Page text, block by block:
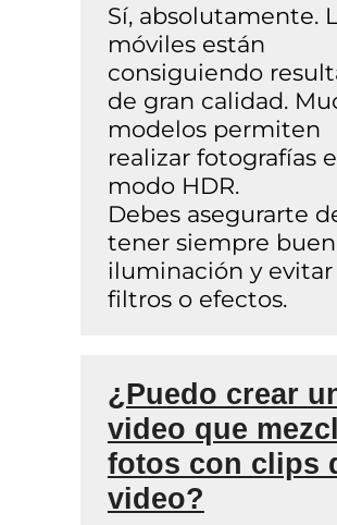
Sí, absolutamente.
móviles están
consiguiendo
de gran calidad.
modelos permiten
realizar fotografías
modo HDR.
Debes asegurarte
tener siempre
iluminación y evitar
filtros o efectos.
¿Puedo crear
video que
fotos con clips
video?